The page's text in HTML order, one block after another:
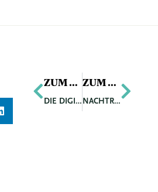
Zurück
ZUM VORIGEN ARTIKEL
DIE DIGITALE ZUKUNFT DES BAUENS
ZUM NÄCHSTEN ARTIKEL
NACHTRODELN IM SOMMER